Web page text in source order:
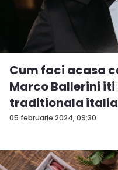
05 februarie 2024, 09:30
Cum faci acasa
Marco Ballerini
traditionala